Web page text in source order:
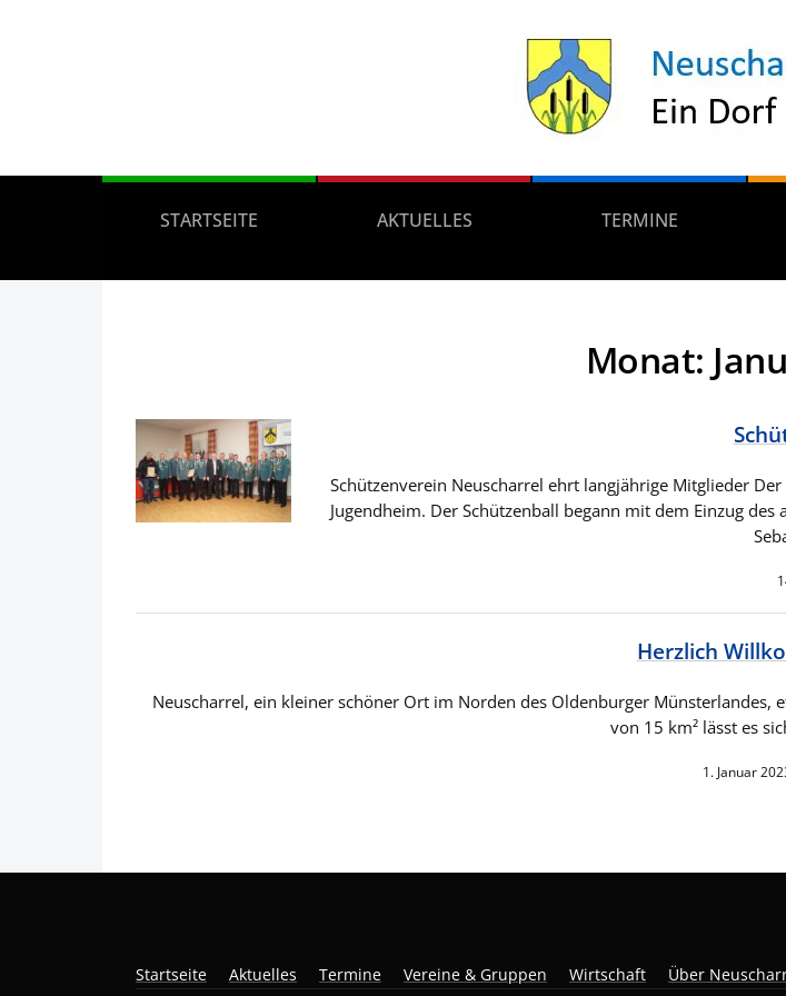
STARTSEITE AKTUELLES TERMINE
Monat:
Schützenverein Neuscharrel ehrt langjährige Mitglieder
Jugendheim. Der Schützenball begann mit dem Einzug
Herzlich
Neuscharrel, ein kleiner schöner Ort im Norden des Oldenburger
von 15 km² lässt es
1. Januar
Startseite Aktuelles Termine Vereine & Gruppen Wirtschaft Über